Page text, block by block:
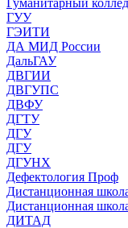
ГУУ
ГЭИТИ
ДА МИД России
ДальГАУ
ДВГИИ
ДВГУПС
ДВФУ
ДГТУ
ДГУ
ДГУ
ДГУНХ
Дефектология Проф
Дистанционная
Дистанционная
ДИТАД